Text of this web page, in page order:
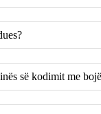
së kodimit me